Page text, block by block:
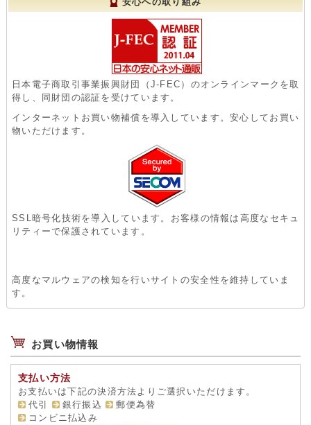
日本電子商取引事業振興財団（J-FEC）のオンラインマークを取
得し、同財団の認証を受けています。
インターネットお買い物補償を導入しています。安心してお買い
物いただけます。
SSL暗号化技術を導入しています。お客様の情報は高度なセキュ
リティーで保護されています。
高度なマルウェアの検知を行いサイトの安全性を維持していま
す。
お買い物情報
支払い方法
お支払いは下記の決済方法よりご選択いただけます。
代引
銀行振込
郵便為替
コンビニ払込み